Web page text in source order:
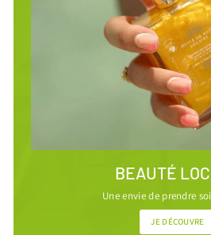
BEAUTÉ
Une envie de prendre
JE DÉCOUVRE